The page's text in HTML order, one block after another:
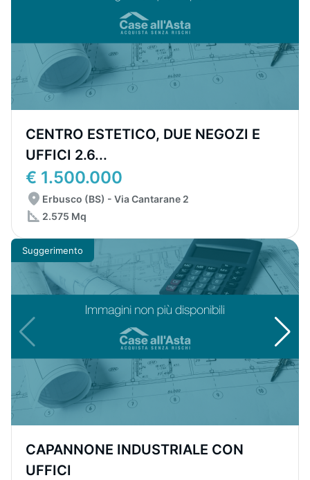
CENTRO ESTETICO, DUE NEGOZI E
UFFICI 2.6...
€ 1.500.000
Erbusco (BS) - Via Cantarane 2
2.575 Mq
Suggerimento
CAPANNONE INDUSTRIALE CON
UFFICI